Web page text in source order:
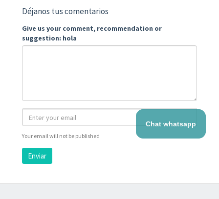
Déjanos tus comentarios
Give us your comment, recommendation or
suggestion: hola
Your email will not be published
Enviar
Chat whatsapp